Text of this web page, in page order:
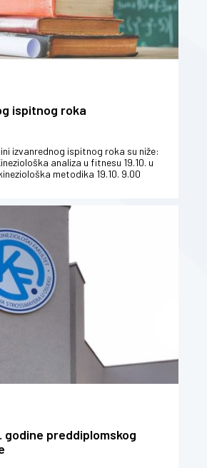
ispitnog roka
izvanrednog ispitnog roka su niže:
analiza u fitnesu 19.10. u
metodika 19.10. 9.00
godine preddiplomskog